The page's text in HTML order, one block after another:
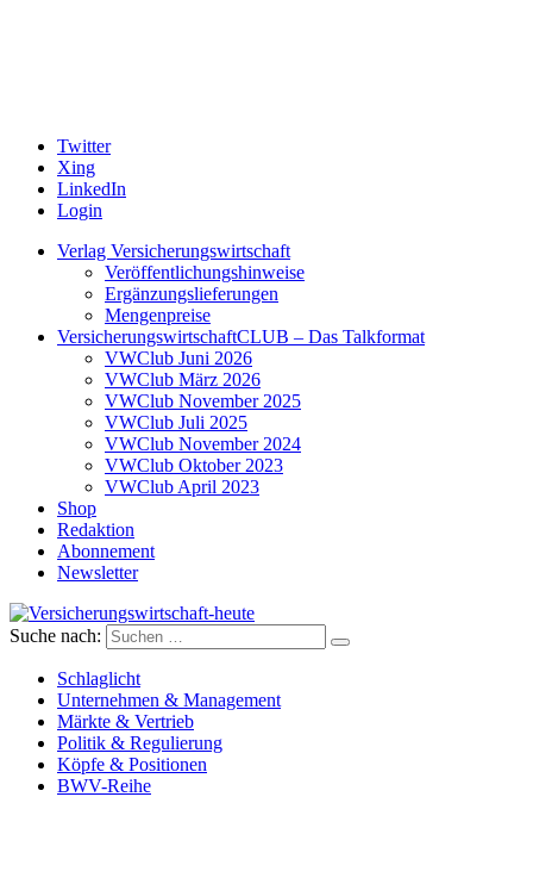
Twitter
Xing
LinkedIn
Login
Verlag Versicherungswirtschaft
Veröffentlichungshinweise
Ergänzungslieferungen
Mengenpreise
VersicherungswirtschaftCLUB – Das Talkformat
VWClub Juni 2026
VWClub März 2026
VWClub November 2025
VWClub Juli 2025
VWClub November 2024
VWClub Oktober 2023
VWClub April 2023
Shop
Redaktion
Abonnement
Newsletter
Versicherungswirtschaft-heute
Suche nach:
Schlaglicht
Unternehmen & Management
Märkte & Vertrieb
Politik & Regulierung
Köpfe & Positionen
BWV-Reihe